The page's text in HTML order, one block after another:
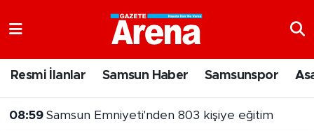
Resmi İlanlar Samsun Haber Samsunspor
08:30 Antalya'da özel hastanede gurbetçiye 71 bin liralık fatura
Samsun Namaz Vakitleri